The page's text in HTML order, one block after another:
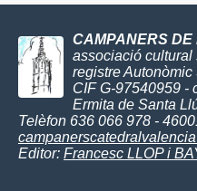
CAMPANERS
associació cultural
registre
CIF G-97540959 -
Ermita de Santa
Telèfon 636 066 978 -
Editor: Francesc LLOP i